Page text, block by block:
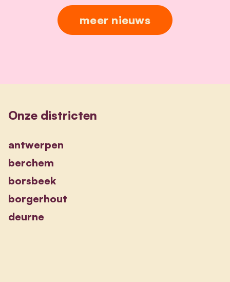
meer nieuws
Onze districten
antwerpen
berchem
borsbeek
borgerhout
deurne